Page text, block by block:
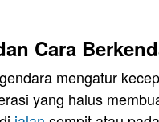
Cara
mengatur
yang halus